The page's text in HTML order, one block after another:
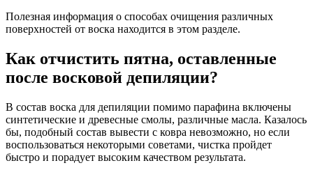
Полезная информация о способах очищения различных
поверхностей от воска находится в этом разделе.
Как отчистить пятна, оставленные
после восковой депиляции?
В состав воска для депиляции помимо парафина включены
синтетические и древесные смолы, различные масла. Казалось
бы, подобный состав вывести с ковра невозможно, но если
воспользоваться некоторыми советами, чистка пройдет
быстро и порадует высоким качеством результата.